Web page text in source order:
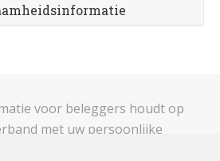
voor beleggers houdt op
met uw persoonlijke
beleggingsadvies. Gelieve